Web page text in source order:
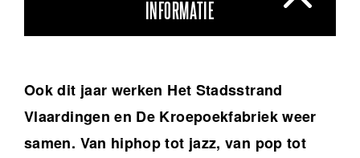
INFORMATIE
Ook dit jaar werken Het Stadsstrand
Vlaardingen en De Kroepoekfabriek weer
samen. Van hiphop tot jazz, van pop tot